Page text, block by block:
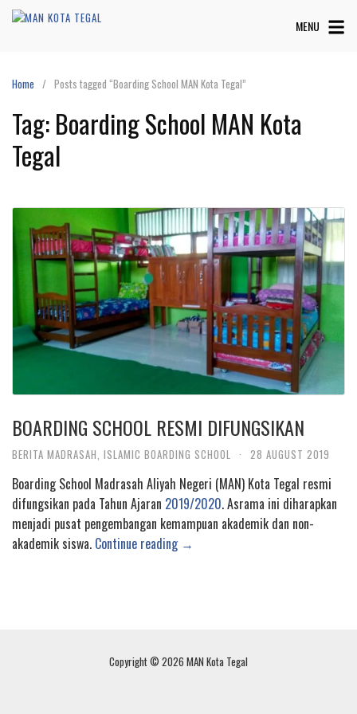
Skip
MENU
Home Posts tagged “Boarding School MAN Kota Tegal”
Tag:Boarding School MAN Kota
Tegal
BOARDING SCHOOL RESMI DIFUNGSIKAN
BERITA MADRASAH ISLAMIC BOARDING SCHOOL · 28 AUGUST 2019
Boarding School Madrasah Aliyah Negeri (MAN) Kota Tegal resmi
difungsikan pada Tahun Ajaran 2019/2020. Asrama ini diharapkan
menjadi pusat pengembangan kemampuan akademik dan non-
akademik siswa. Continue reading →
Copyright © 2026 MAN Kota Tegal